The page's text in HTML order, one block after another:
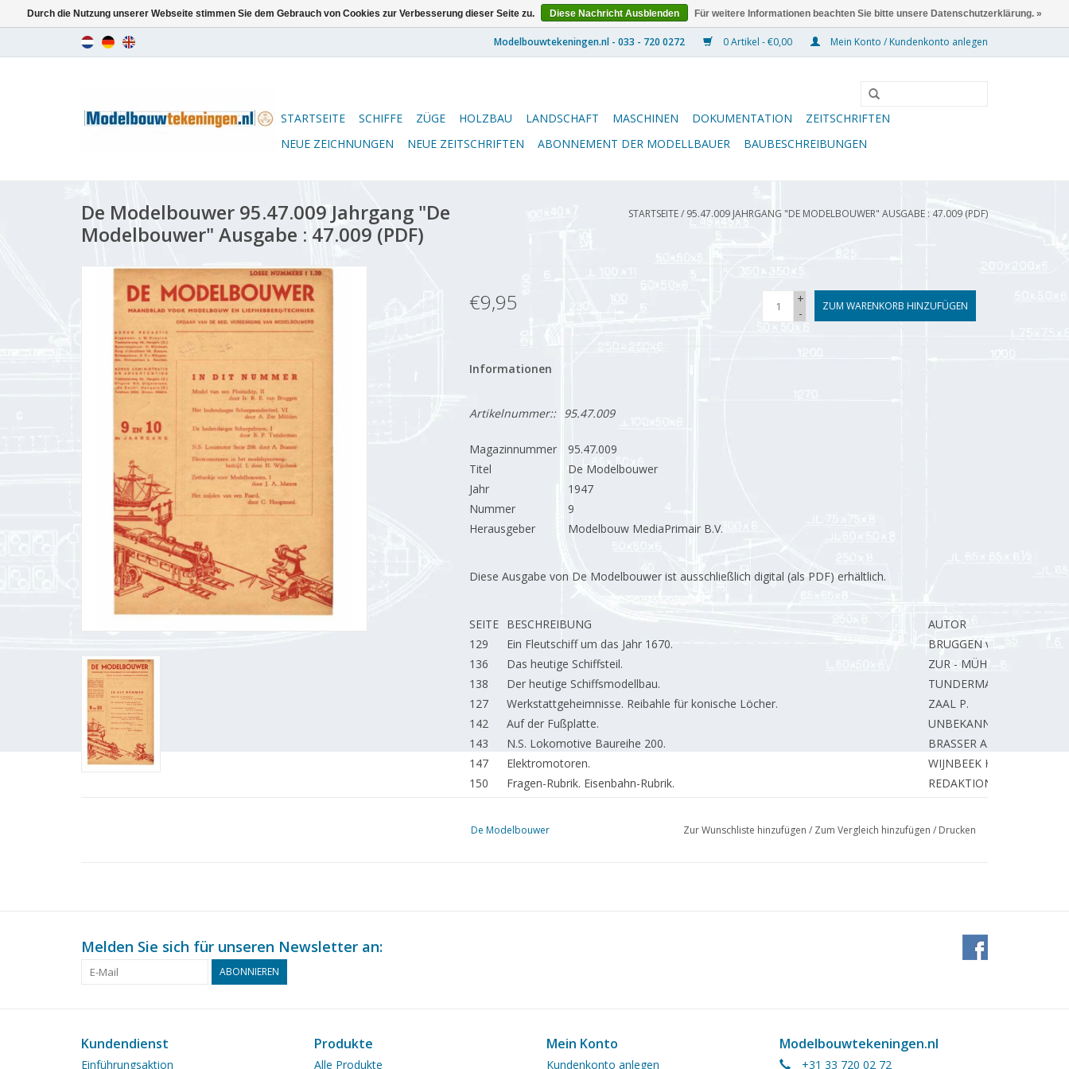
0 Artikel - €0,00 Mein Konto / Kundenkonto anlegen
STARTSEITE SCHIFFE ZÜGE HOLZBAU LANDSCHAFT MASCHINEN DOKUMENTATION
ZEITSCHRIFTEN
NEUE ZEICHNUNGEN
NEUE ZEITSCHRIFTEN ABONNEMENT DER MODELLBAUER BAUBESCHREIBUNGEN
De Modelbouwer 95.47.009 Jahrgang "De
Modelbouwer" Ausgabe : 47.009 (PDF)
STARTSEITE/ 95.47.009 JAHRGANG "DE MODELBOUWER" AUSGABE : 47.009 (PDF)
€9,95
+
-
ZUM WARENKORB HINZUFÜGEN
Informationen
Artikelnummer:: 95.47.009
Magazinnummer
95.47.009
Titel
De Modelbouwer
Jahr
1947
Nummer
9
Herausgeber
Modelbouw MediaPrimair B.V.
Diese Ausgabe von De Modelbouwer ist ausschließlich digital (als PDF) erhältlich.
SEITE BESCHREIBUNG
AUTOR
129
Ein Fleutschiff um das Jahr 1670.
BRUGGEN van der B.
136
Das heutige Schiffsteil.
ZUR - MÜHLEN A.
138
Der heutige Schiffsmodellbau.
TUNDERMAN B.
127
Werkstattgeheimnisse. Reibahle für konische Löcher.
ZAAL P.
142
Auf der Fußplatte.
UNBEKANNT
143
N.S. Lokomotive Baureihe 200.
BRASSER A.
147
Elektromotoren.
WIJNBEEK H.
150
Fragen-Rubrik. Eisenbahn-Rubrik.
REDAKTION.
152
Eine Abkantbank für Modellbauer. (Zeichnung)
MATERS J.
De Modelbouwer Zur Wunschliste hinzufügen / Zum Vergleich hinzufügen / Drucken
Melden Sie sich für unseren Newsletter an:
ABONNIEREN
Kundendienst
Einführungsaktion
Produkte
Alle Produkte
Mein Konto
Kundenkonto anlegen
Modelbouwtekeningen.nl
+31 33 720 02 72
Durch die Nutzung unserer Webseite stimmen Sie dem Gebrauch von Cookies zur Verbesserung dieser Seite zu. Diese Nachricht Ausblenden Für weitere Informationen beachten Sie bitte unsere Datenschutzerklärung. »